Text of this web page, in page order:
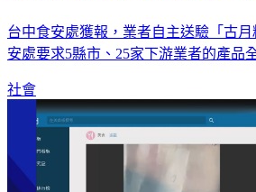
台中食安處獲報，業者自主送驗「古
安處要求5縣市、25家下游業者的產品
社會